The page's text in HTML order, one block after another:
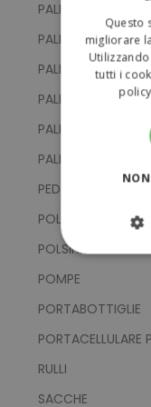
PALLINE DA GOLF
PALLINE DA TENNIS
PALLINE DI GOMMA
PALLONI DA
PALLONI DA
PALLONI DA RUGBY
PEDOMETRI
POLSINI
POLSINI E
POMPE
PORTABOTTIGLIE
PORTACELLULARE
RULLI
SACCHE
Questo
migliorare
tutti i